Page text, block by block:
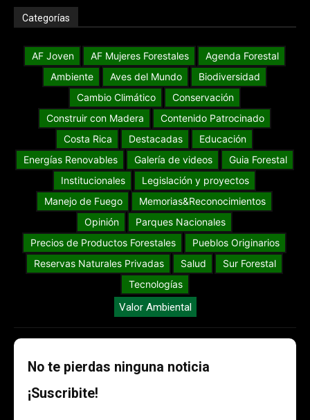
Categorías
AF Joven AF Mujeres Forestales
Agenda Forestal
Ambiente
Aves del Mundo
Biodiversidad
Cambio Climático
Conservación
Construir con Madera
Contenido Patrocinado
Costa Rica
Destacadas
Educación
Energías Renovables
Galería de videos
Guia Forestal
Institucionales
Legislación y proyectos
Manejo de Fuego
Memorias&Reconocimientos
Opinión
Parques Nacionales
Precios de Productos Forestales
Pueblos Originarios
Reservas Naturales Privadas
Salud
Sur Forestal
Tecnologías
Valor Ambiental
No te pierdas ninguna noticia
¡Suscribite!